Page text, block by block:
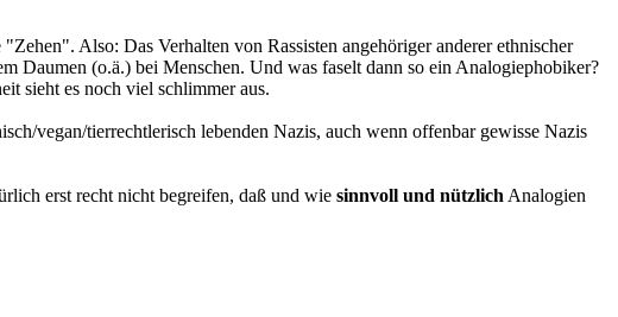
Also: Das Verhalten von Rassisten angehöriger anderer ethnischer
Daumen (o.ä.) bei Menschen. Und was faselt dann so ein Analogiephobiker?
sieht es noch viel schlimmer aus.
vegan/tierrechtlerisch lebenden Nazis, auch wenn offenbar gewisse Nazis
erst recht nicht begreifen, daß und wie sinnvoll und nützlich Analogien